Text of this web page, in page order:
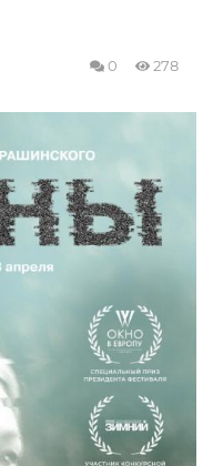
0 278